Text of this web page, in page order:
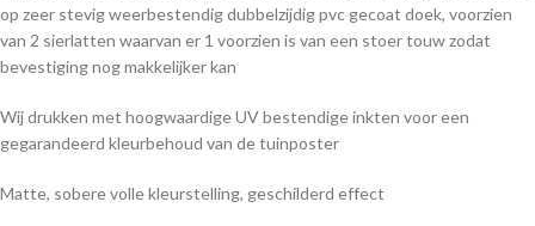
op zeer stevig weerbestendig dubbelzijdig pvc gecoat doek, voorzien
van 2 sierlatten waarvan er 1 voorzien is van een stoer touw zodat
bevestiging nog makkelijker kan
Wij drukken met hoogwaardige UV bestendige inkten voor een
gegarandeerd kleurbehoud van de tuinposter
Matte, sobere volle kleurstelling, geschilderd effect